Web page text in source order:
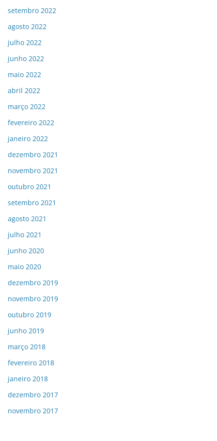
setembro 2022
agosto 2022
julho 2022
junho 2022
maio 2022
abril 2022
março 2022
fevereiro 2022
janeiro 2022
dezembro 2021
novembro 2021
outubro 2021
setembro 2021
agosto 2021
julho 2021
junho 2020
maio 2020
dezembro 2019
novembro 2019
outubro 2019
junho 2019
março 2018
fevereiro 2018
janeiro 2018
dezembro 2017
novembro 2017